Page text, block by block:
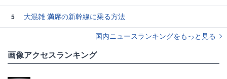
5
大混雑 満席の新幹線に乗る方法
国内ニュースランキングをもっと見る
画像アクセスランキング